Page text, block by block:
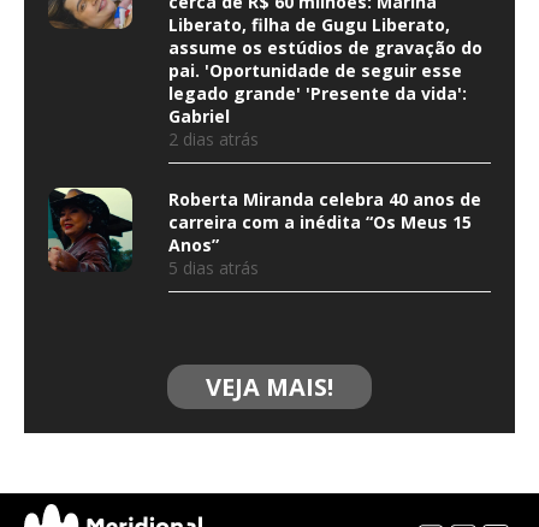
Liberato, filha de Gugu Liberato,
assume os estúdios de gravação do
pai. 'Oportunidade de seguir esse
legado grande' 'Presente da vida':
Gabriel
2 dias atrás
Roberta Miranda celebra 40 anos de
carreira com a inédita “Os Meus 15
Anos”
5 dias atrás
VEJA MAIS!